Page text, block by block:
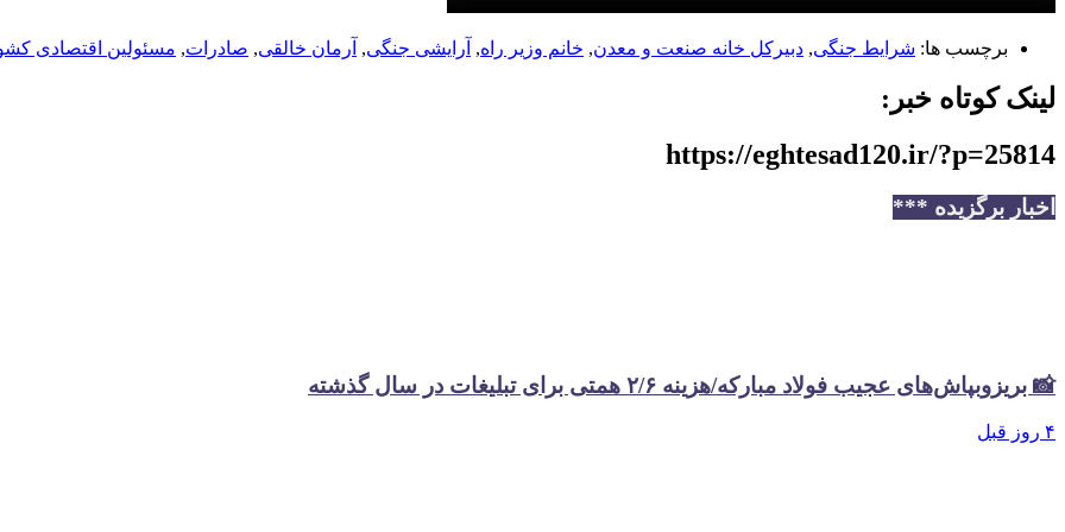
برچسب ها: شرایط جنگی, دبیرکل خانه صنعت و معدن, خانم وزیر راه, آرایشی جنگی, آرمان خالقی, صادرات, مسئولین اقتصادی
لینک کوتاه خبر:
https://eghtesad120.ir/?p=25814
اخبار برگزیده ***
📸 بریزوبپاش‌های عجیب فولاد مبارکه/هزینه ۲/۶ همتی برای تبلیغات در سال گذشته
۴ روز قبل